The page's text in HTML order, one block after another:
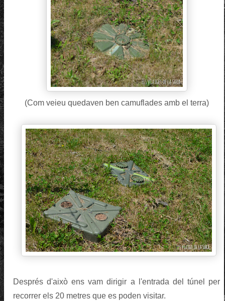
(Com veieu quedaven ben camuflades amb el terra)
Després d'això ens vam dirigir a l'entrada del túnel per
recorrer els 20 metres que es poden visitar.